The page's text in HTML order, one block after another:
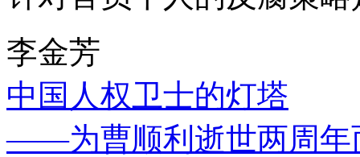
李金芳
中国人权卫士的灯塔
——为曹顺利逝世两周年